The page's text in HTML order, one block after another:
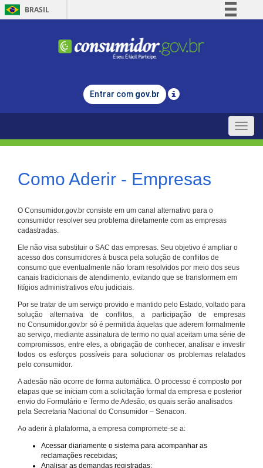
BRASIL
Comunica BR
Legislação
Entrar com gov.br
Toggle
Como Aderir - Empresas
O Consumidor.gov.br consiste em um canal alternativo para o
consumidor resolver seu problema diretamente com as empresas
cadastradas.
Ele não visa substituir o SAC das empresas. Seu objetivo é ampliar o
acesso dos consumidores à busca pela solução de conflitos de
consumo que eventualmente não foram resolvidos por meio dos seus
canais tradicionais de atendimento, evitando que se transformem em
litígios administrativos e/ou judiciais.
Por se tratar de um serviço provido e mantido pelo Estado, voltado para
solução alternativa de conflitos, a participação de empresas
no Consumidor.gov.br só é permitida àquelas que aderem formalmente
ao serviço, mediante assinatura de termo no qual aceitam uma série de
compromissos, entre eles, a obrigação de conhecer, analisar e investir
todos os esforços possíveis para solucionar os problemas relatados
pelo consumidor.
A adesão não ocorre de forma automática. O processo é composto por
etapas que se iniciam com a solicitação formal da empresa e posterior
envio do Formulário e Termo de Adesão, os quais serão analisados
pela Secretaria Nacional do Consumidor – Senacon.
Ao aderir à plataforma, a empresa compromete-se a:
Acessar diariamente o sistema para acompanhar as
reclamações recebidas;
Analisar as demandas registradas;